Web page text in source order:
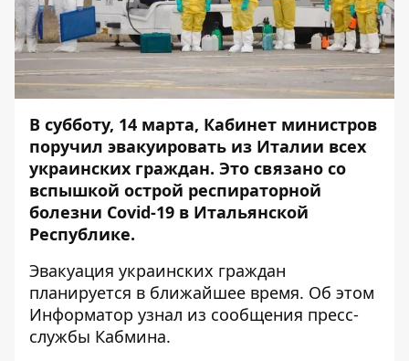
В субботу, 14 марта, Кабинет министров
поручил эвакуировать из Италии всех
украинских граждан. Это связано со
вспышкой острой респираторной
болезни Covid-19 в Итальянской
Республике.
Эвакуация украинских граждан
планируется в ближайшее время. Об этом
Информатор узнал из сообщения пресс-
службы Кабмина.